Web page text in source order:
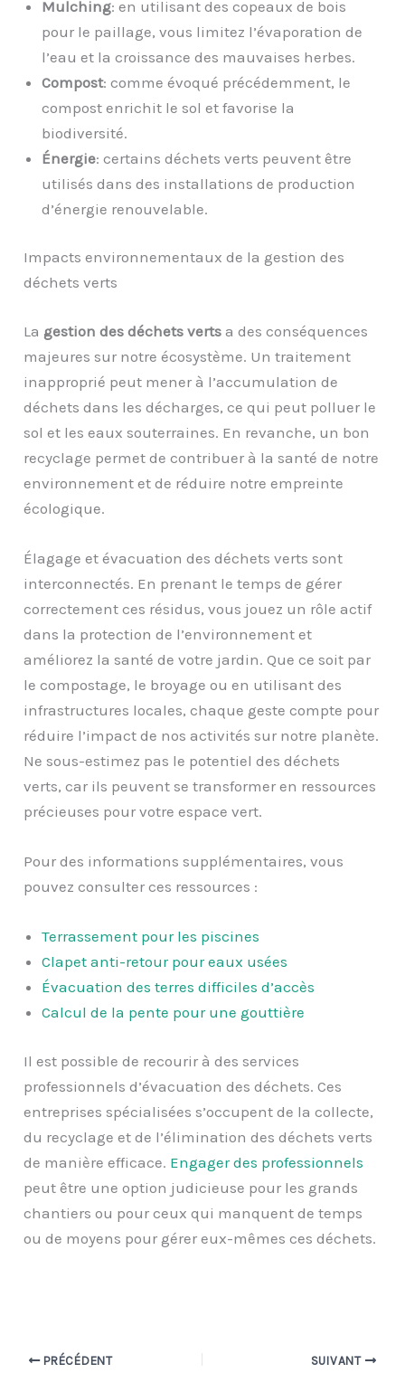
Mulching: en utilisant des copeaux de bois
pour le paillage, vous limitez l’évaporation de
l’eau et la croissance des mauvaises herbes.
Compost: comme évoqué précédemment, le
compost enrichit le sol et favorise la
biodiversité.
Énergie: certains déchets verts peuvent être
utilisés dans des installations de production
d’énergie renouvelable.
Impacts environnementaux de la gestion des
déchets verts
La gestion des déchets verts a des conséquences
majeures sur notre écosystème. Un traitement
inapproprié peut mener à l’accumulation de
déchets dans les décharges, ce qui peut polluer le
sol et les eaux souterraines. En revanche, un bon
recyclage permet de contribuer à la santé de notre
environnement et de réduire notre empreinte
écologique.
Élagage et évacuation des déchets verts sont
interconnectés. En prenant le temps de gérer
correctement ces résidus, vous jouez un rôle actif
dans la protection de l’environnement et
améliorez la santé de votre jardin. Que ce soit par
le compostage, le broyage ou en utilisant des
infrastructures locales, chaque geste compte pour
réduire l’impact de nos activités sur notre planète.
Ne sous-estimez pas le potentiel des déchets
verts, car ils peuvent se transformer en ressources
précieuses pour votre espace vert.
Pour des informations supplémentaires, vous
pouvez consulter ces ressources :
Terrassement pour les piscines
Clapet anti-retour pour eaux usées
Évacuation des terres difficiles d’accès
Calcul de la pente pour une gouttière
Il est possible de recourir à des services
professionnels d’évacuation des déchets. Ces
entreprises spécialisées s’occupent de la collecte,
du recyclage et de l’élimination des déchets verts
de manière efficace. Engager des professionnels
peut être une option judicieuse pour les grands
chantiers ou pour ceux qui manquent de temps
ou de moyens pour gérer eux-mêmes ces déchets.
PRÉCÉDENT SUIVANT